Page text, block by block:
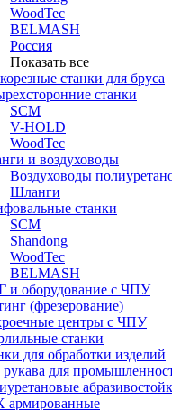
WoodTec
BELMASH
Россия
Показать все
станки для бруса
станки
SCM
V-HOLD
WoodTec
и воздуховоды
Воздуховоды
Шланги
станки
SCM
Shandong
WoodTec
BELMASH
оборудование с ЧПУ
(фрезерование)
центры с ЧПУ
станки
для обработки изделий
для